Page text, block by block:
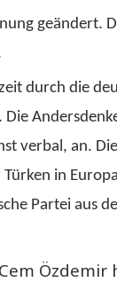
geändert.
durch die
Die
verbal, an.
in
Partei aus